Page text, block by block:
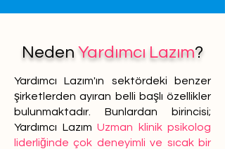
Neden Yardımcı Lazım?
Yardımcı Lazım'ın sektördeki benzer
şirketlerden ayıran belli başlı özellikler
bulunmaktadır. Bunlardan birincisi;
Yardımcı Lazım Uzman klinik psikolog
liderliğinde çok deneyimli ve sıcak bir